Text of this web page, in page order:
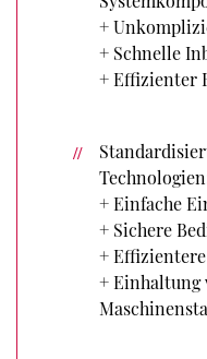
+
+ Schnelle
+ Effizienter
+ Einfache
+ Sichere
+
+ Einhaltung